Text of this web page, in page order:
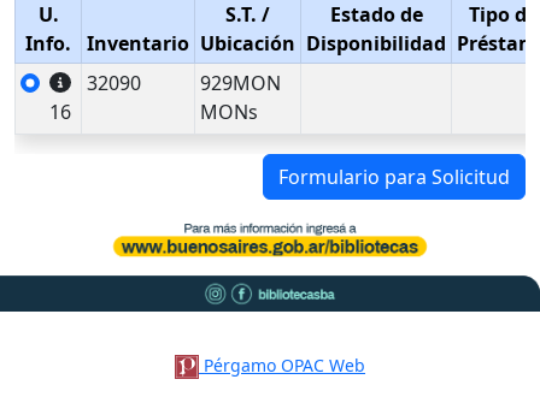
U.
Info.
Inventario
S.T. /
Ubicación
Estado de
Disponibilidad
Tipo de
16
32090
929MON
MONs
Formulario para Solicitud
Pérgamo OPAC Web